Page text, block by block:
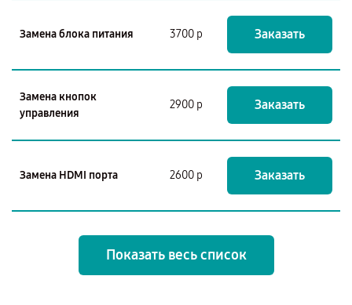
Замена блока питания 3700 р Заказать
Замена кнопок
управления
2900 р Заказать
Замена HDMI порта 2600 р Заказать
Показать весь список